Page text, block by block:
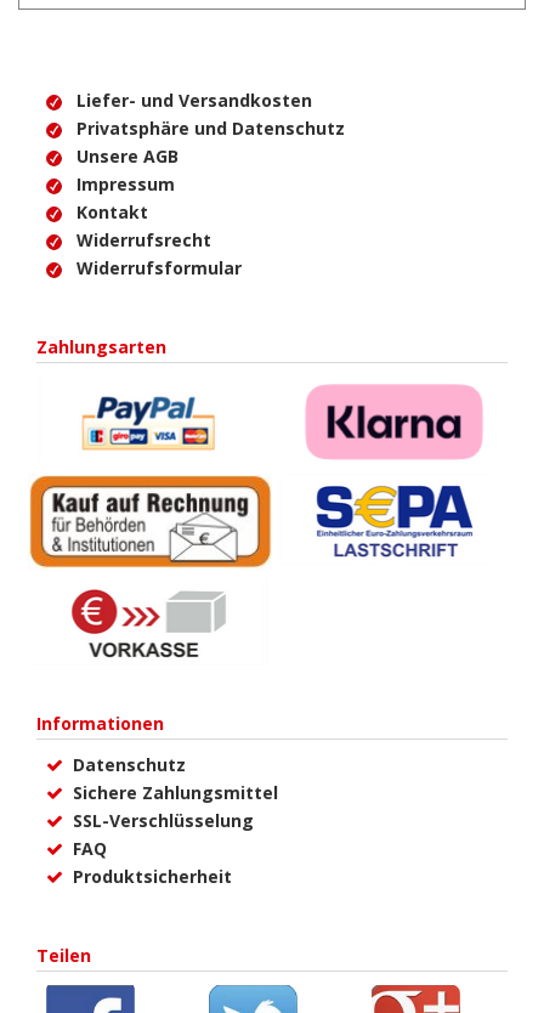
Liefer- und Versandkosten
Privatsphäre und Datenschutz
Unsere AGB
Impressum
Kontakt
Widerrufsrecht
Widerrufsformular
Zahlungsarten
Informationen
Datenschutz
Sichere Zahlungsmittel
SSL-Verschlüsselung
FAQ
Produktsicherheit
Teilen